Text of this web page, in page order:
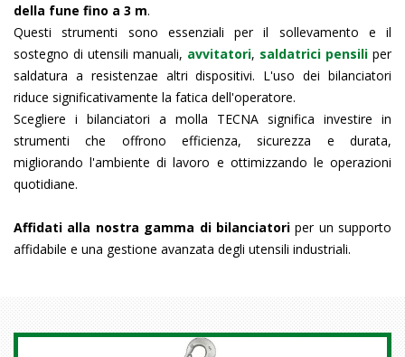
della fune fino a 3 m.
Questi strumenti sono essenziali per il sollevamento e il
sostegno di utensili manuali, avvitatori, saldatrici pensili per
saldatura a resistenzae altri dispositivi. L'uso dei bilanciatori
riduce significativamente la fatica dell'operatore.
Scegliere i bilanciatori a molla TECNA significa investire in
strumenti che offrono efficienza, sicurezza e durata,
migliorando l'ambiente di lavoro e ottimizzando le operazioni
quotidiane.
Affidati alla nostra gamma di bilanciatoriper un supporto
affidabile e una gestione avanzata degli utensili industriali.